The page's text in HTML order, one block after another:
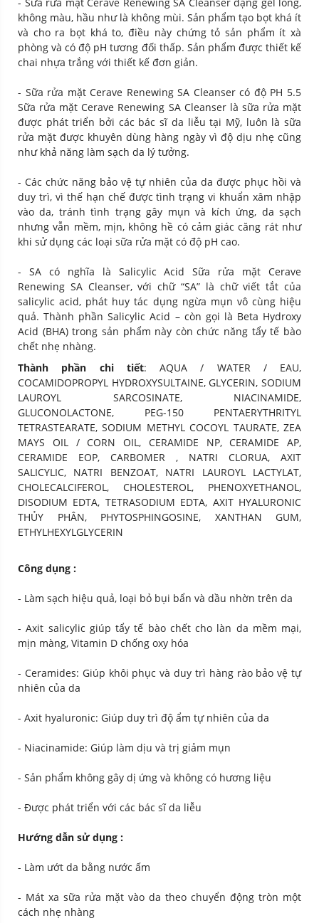
không màu, hầu như là không mùi. Sản phẩm tạo bọt khá ít
và cho ra bọt khá to, điều này chứng tỏ sản phẩm ít xà
phòng và có độ pH tương đối thấp. Sản phẩm được thiết kế
chai nhựa trắng với thiết kế đơn giản.
- Sữa rửa mặt Cerave Renewing SA Cleanser có độ PH 5.5
Sữa rửa mặt Cerave Renewing SA Cleanser là sữa rửa mặt
được phát triển bởi các bác sĩ da liễu tại Mỹ, luôn là sữa
rửa mặt được khuyên dùng hàng ngày vì độ dịu nhẹ cũng
như khả năng làm sạch da lý tưởng.
- Các chức năng bảo vệ tự nhiên của da được phục hồi và
duy trì, vì thế hạn chế được tình trạng vi khuẩn xâm nhập
vào da, tránh tình trạng gây mụn và kích ứng, da sạch
nhưng vẫn mềm, mịn, không hề có cảm giác căng rát như
khi sử dụng các loại sữa rửa mặt có độ pH cao.
- SA có nghĩa là Salicylic Acid Sữa rửa mặt Cerave
Renewing SA Cleanser, với chữ “SA” là chữ viết tắt của
salicylic acid, phát huy tác dụng ngừa mụn vô cùng hiệu
quả. Thành phần Salicylic Acid – còn gọi là Beta Hydroxy
Acid (BHA) trong sản phẩm này còn chức năng tẩy tế bào
chết nhẹ nhàng.
Thành phần chi tiết: AQUA / WATER / EAU,
COCAMIDOPROPYL HYDROXYSULTAINE, GLYCERIN, SODIUM
LAUROYL SARCOSINATE, NIACINAMIDE,
GLUCONOLACTONE, PEG-150 PENTAERYTHRITYL
TETRASTEARATE, SODIUM METHYL COCOYL TAURATE, ZEA
MAYS OIL / CORN OIL, CERAMIDE NP, CERAMIDE AP,
CERAMIDE EOP, CARBOMER , NATRI CLORUA, AXIT
SALICYLIC, NATRI BENZOAT, NATRI LAUROYL LACTYLAT,
CHOLECALCIFEROL, CHOLESTEROL, PHENOXYETHANOL,
DISODIUM EDTA, TETRASODIUM EDTA, AXIT HYALURONIC
THỦY PHÂN, PHYTOSPHINGOSINE, XANTHAN GUM,
ETHYLHEXYLGLYCERIN
Công dụng :
- Làm sạch hiệu quả, loại bỏ bụi bẩn và dầu nhờn trên da
- Axit salicylic giúp tẩy tế bào chết cho làn da mềm mại,
mịn màng, Vitamin D chống oxy hóa
- Ceramides: Giúp khôi phục và duy trì hàng rào bảo vệ tự
nhiên của da
- Axit hyaluronic: Giúp duy trì độ ẩm tự nhiên của da
- Niacinamide: Giúp làm dịu và trị giảm mụn
- Sản phẩm không gây dị ứng và không có hương liệu
- Được phát triển với các bác sĩ da liễu
Hướng dẫn sử dụng :
- Làm ướt da bằng nước ấm
- Mát xa sữa rửa mặt vào da theo chuyển động tròn một
cách nhẹ nhàng